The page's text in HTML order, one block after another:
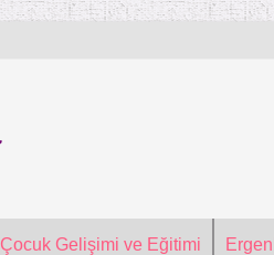
Çocuk Gelişimi ve Eğitimi